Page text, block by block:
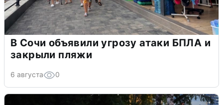
В Сочи объявили угрозу атаки БПЛА и
закрыли пляжи
6 августа 0